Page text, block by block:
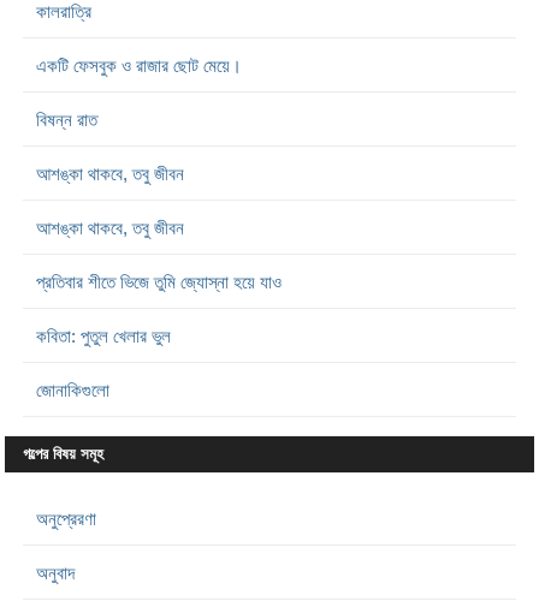
কালরাত্রি
একটি ফেসবুক ও রাজার ছোট মেয়ে।
বিষন্ন রাত
আশঙ্কা থাকবে, তবু জীবন
আশঙ্কা থাকবে, তবু জীবন
প্রতিবার শীতে ভিজে তুমি জ্যোস্না হয়ে যাও
কবিতা: পুতুল খেলার ভুল
জোনাকিগুলো
গল্পের বিষয় সমূহ
অনুপ্রেরণা
অনুবাদ